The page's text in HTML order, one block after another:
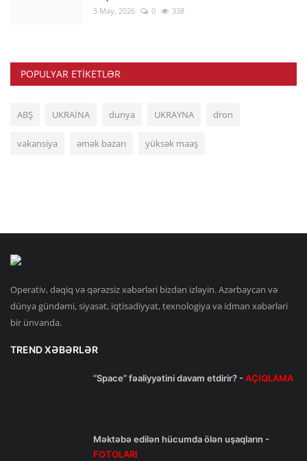
5 May, 2026 0 338
POPULYAR ETIKETLƏR
ABŞ UKRAİNA dunya UKRAYNA dron
vakansiya əmək bazarı yüksək maaş
Operativ, dəqiq və qərəzsiz xəbərləri bizdən izləyin. Azərbaycan və
dünya gündəmi, siyasət, iqtisadiyyat, texnologiya və idman xəbərləri
bir ünvanda.
TREND XƏBƏRLƏR
“Space” fəaliyyətini davam etdirir? -AÇIQLAMA
Məktəbə edilən hücumda ölən uşaqların -
FOTOLARI